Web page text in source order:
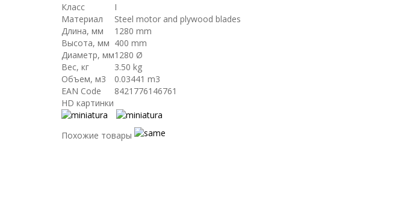
Класс
I
Материал
Steel motor and plywood blades
Длина, мм
1280 mm
Высота, мм 400 mm
Диаметр, мм1280 Ø
Вес, кг
3.50 kg
Объем, м3
0.03441 m3
EAN Code
8421776146761
HD картинки
Похожие товары